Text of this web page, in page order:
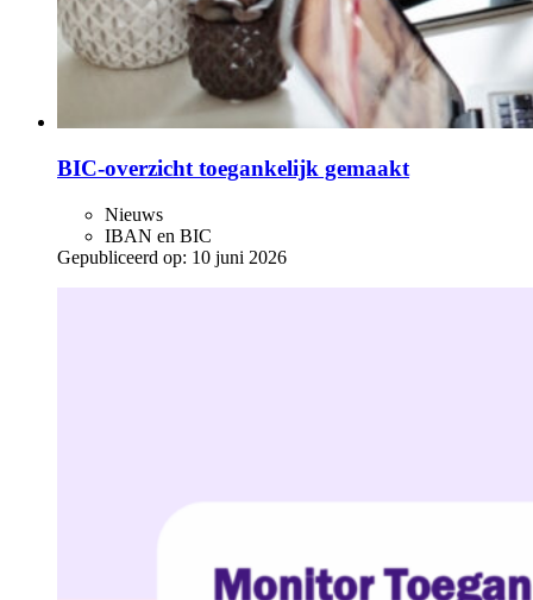
BIC-overzicht toegankelijk gemaakt
Nieuws
IBAN en BIC
Gepubliceerd op: 10 juni 2026